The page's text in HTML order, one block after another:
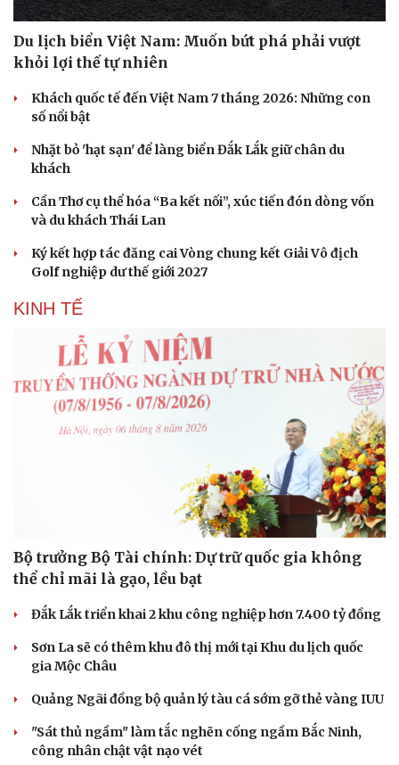
Tư vấn
Săn Tour
Câu chuyện thời sự
Du lịch biển Việt Nam: Muốn bứt phá phải vượt
khỏi lợi thế tự nhiên
Khách quốc tế đến Việt Nam 7 tháng 2026: Những con
số nổi bật
Nhặt bỏ 'hạt sạn' để làng biển Đắk Lắk giữ chân du
khách
Cần Thơ cụ thể hóa “Ba kết nối”, xúc tiến đón dòng vốn
và du khách Thái Lan
Ký kết hợp tác đăng cai Vòng chung kết Giải Vô địch
Golf nghiệp dư thế giới 2027
KINH TẾ
Bộ trưởng Bộ Tài chính: Dự trữ quốc gia không
thể chỉ mãi là gạo, lều bạt
Đắk Lắk triển khai 2 khu công nghiệp hơn 7.400 tỷ đồng
Sơn La sẽ có thêm khu đô thị mới tại Khu du lịch quốc
gia Mộc Châu
Quảng Ngãi đồng bộ quản lý tàu cá sớm gỡ thẻ vàng IUU
"Sát thủ ngầm" làm tắc nghẽn cống ngầm Bắc Ninh,
công nhân chật vật nạo vét